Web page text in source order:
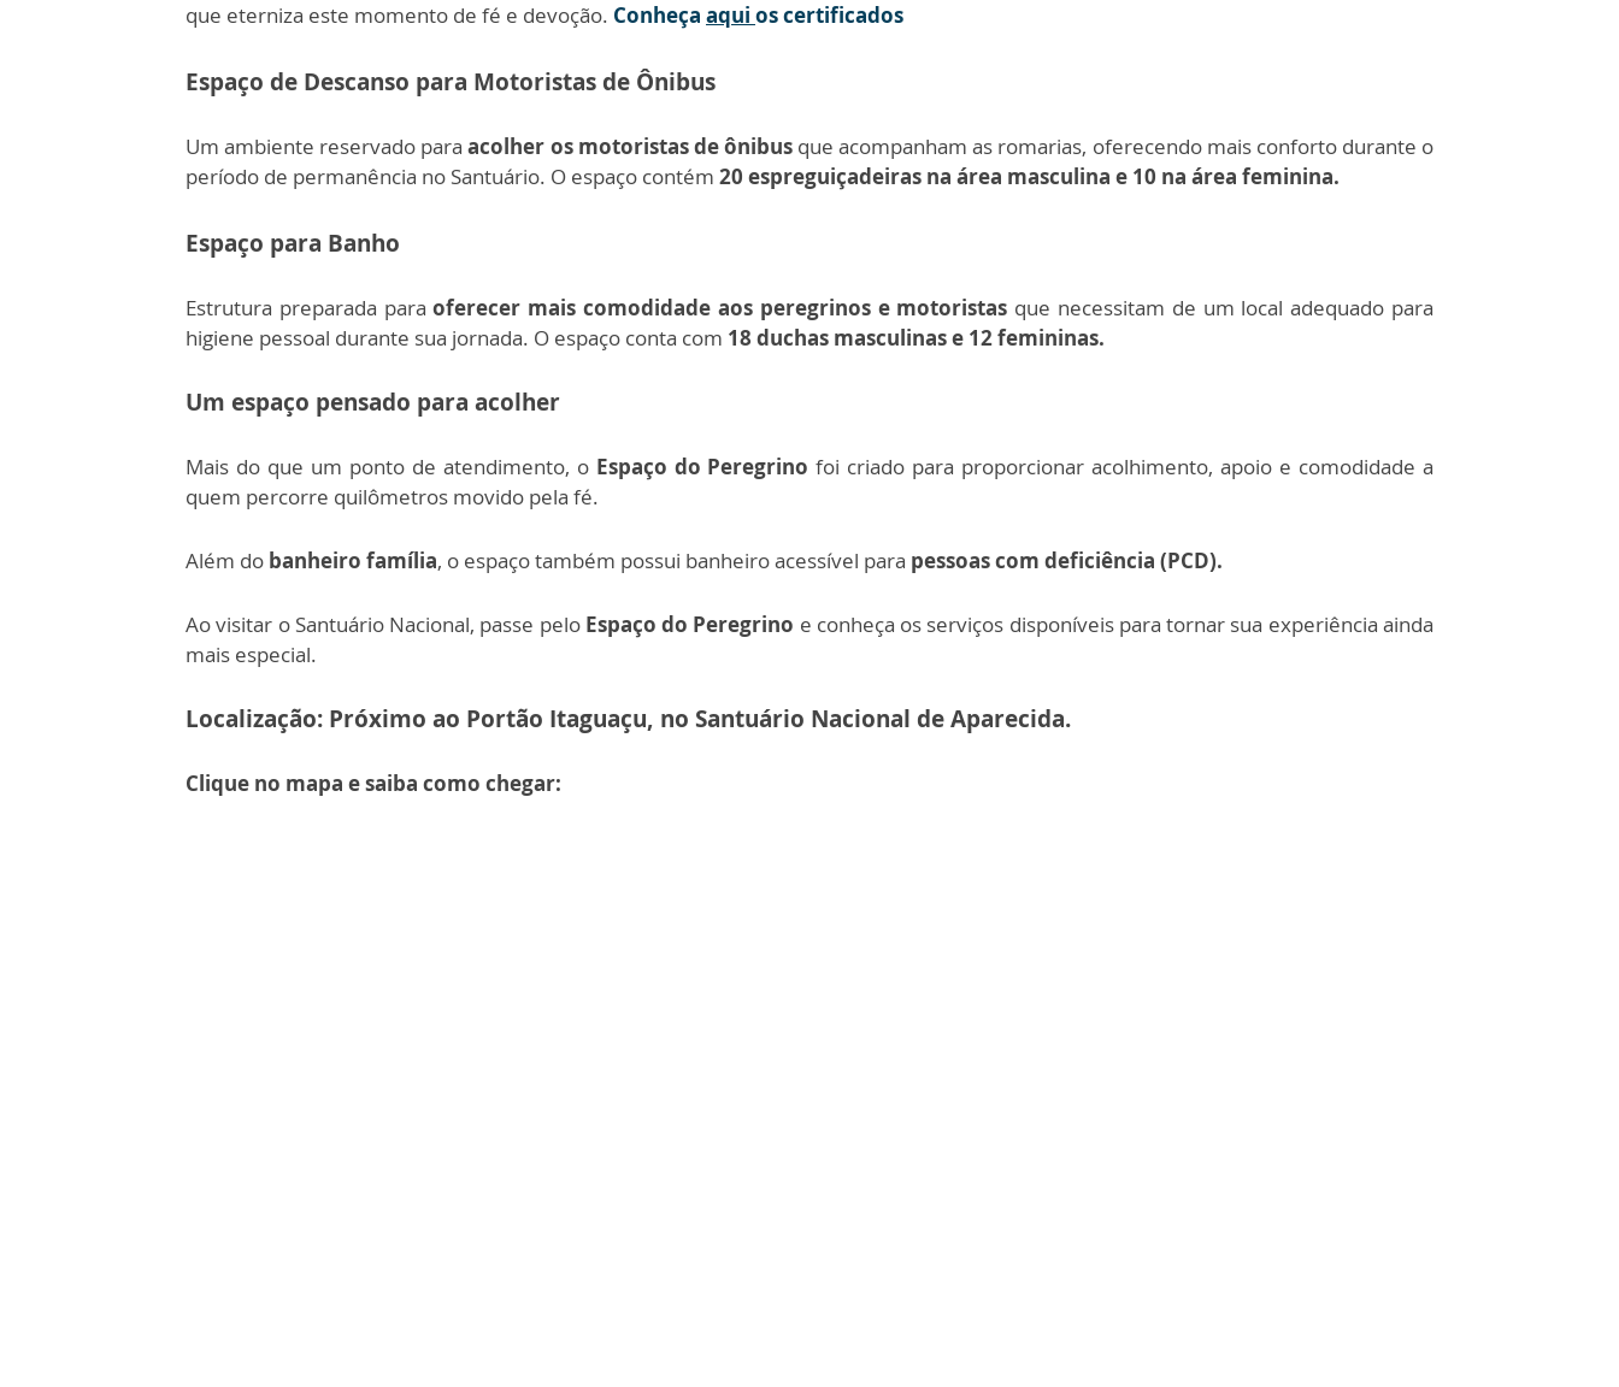
que eterniza este momento de fé e devoção. Conheça aqui os certificados
Espaço de Descanso para Motoristas de Ônibus
Um ambiente reservado paraacolher os motoristas de ônibus que acompanham as romarias, oferecendo mais conforto durante o
período de permanência no Santuário. O espaço contém 20 espreguiçadeiras na área masculina e 10 na área feminina.
Espaço para Banho
Estrutura preparada paraoferecer mais comodidade aos peregrinos e motoristas que necessitam de um local adequado para
higiene pessoal durante sua jornada. O espaço conta com 18 duchas masculinas e 12 femininas.
Um espaço pensado para acolher
Mais do que um ponto de atendimento, o Espaço do Peregrino foi criado para proporcionar acolhimento, apoio e comodidade a
quem percorre quilômetros movido pela fé.
Além do banheiro família, o espaço também possui banheiro acessível para pessoas com deficiência (PCD).
Ao visitar o Santuário Nacional, passe pelo Espaço do Peregrino e conheça os serviços disponíveis para tornar sua experiência ainda
mais especial.
Localização: Próximo ao Portão Itaguaçu, no Santuário Nacional de Aparecida.
Clique no mapa e saiba como chegar: